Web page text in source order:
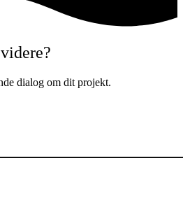
dialog om dit projekt.